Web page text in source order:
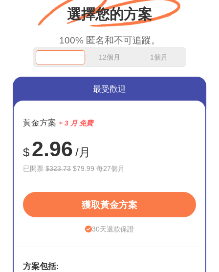
選擇您的方案
100% 匿名和不可追蹤。
12個月 1個月
節省
75%
最受歡迎
黃金方案 + 3 月 免費
$ 2.96 /月
已開票$323.73 $79.99 每27個月
獲取黃金方案
30天退款保證
方案包括: